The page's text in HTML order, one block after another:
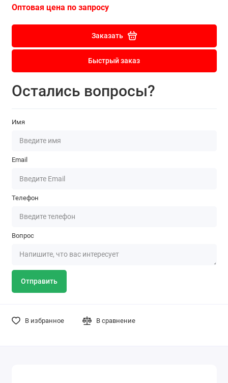
Оптовая цена по запросу
Заказать
Быстрый заказ
Остались вопросы?
Имя
Email
Телефон
Вопрос
Отправить
В избранное В сравнение